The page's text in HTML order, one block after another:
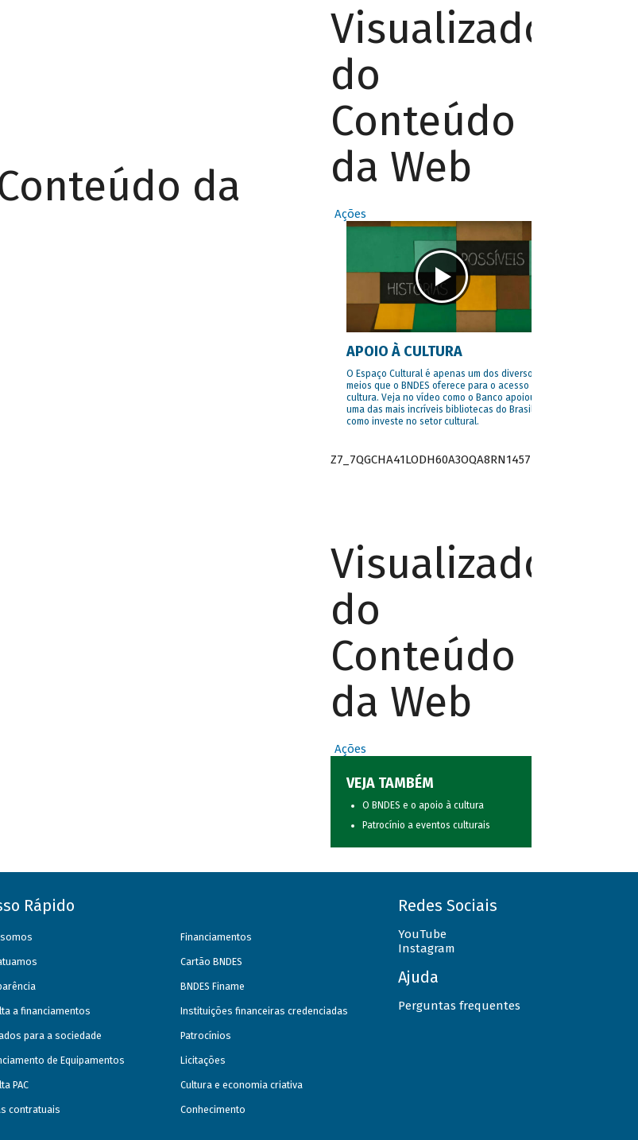
da
Visualizador
do
Conteúdo
da Web
Ações
APOIO À CULTURA
O Espaço Cultural é apenas um dos diversos
meios que o BNDES oferece para o acesso à
cultura. Veja no vídeo como o Banco apoiou
uma das mais incríveis bibliotecas do Brasil e
como investe no setor cultural.
Z7_7QGCHA41LODH60A3OQA8RN1457
Visualizador
do
Conteúdo
da Web
Ações
VEJA TAMBÉM
O BNDES e o apoio à cultura
Patrocínio a eventos culturais
Rápido
a financiamentos
para a sociedade
de Equipamentos
PAC
contratuais
Financiamentos
Cartão BNDES
BNDES Finame
Instituições financeiras credenciadas
Patrocínios
Licitações
Cultura e economia criativa
Conhecimento
Redes Sociais
YouTube
Instagram
Ajuda
Perguntas frequentes